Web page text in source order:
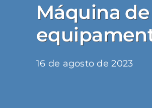
Máquina
16 de agosto de 2023